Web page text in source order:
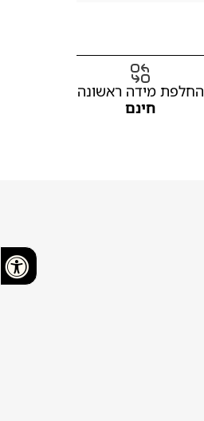
החלפת מידה ראשונה
חינם